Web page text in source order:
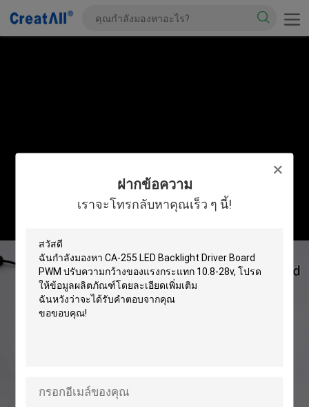
ฝากข้อความ
เราจะโทรกลับหาคุณเร็ว ๆ นี้!